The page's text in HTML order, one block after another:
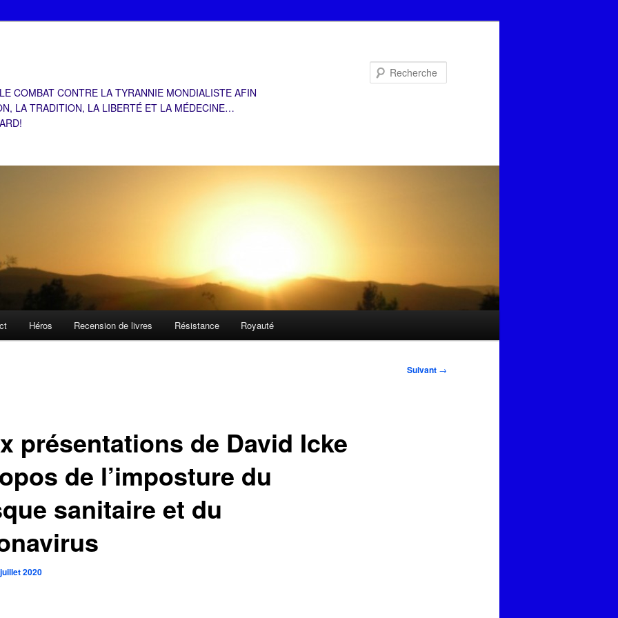
COMBAT CONTRE LA TYRANNIE MONDIALISTE AFIN
LA TRADITION, LA LIBERTÉ ET LA MÉDECINE…
Héros Recension de livres Résistance Royauté
Suivant →
présentations de David Icke
de l’imposture du
sanitaire et du
2020